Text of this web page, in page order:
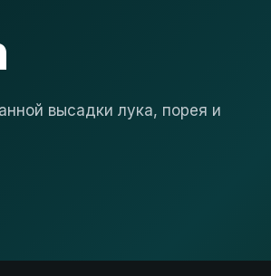
высадки лука, порея и